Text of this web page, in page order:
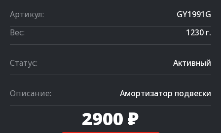
Артикул:
GY1991G
Вес:
1230 г.
Статус: Активный
Описание: Амортизатор подвески
2900 ₽